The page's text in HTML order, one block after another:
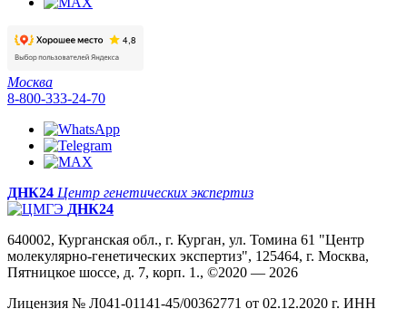
Москва
8-800-333-24-70
ДНК24 Центр генетических экспертиз
ДНК24
640002, Курганская обл., г. Курган, ул. Томина 61 "Центр
молекулярно-генетических экспертиз", 125464, г. Москва,
Пятницкое шоссе, д. 7, корп. 1., ©2020 — 2026
Лицензия № Л041-01141-45/00362771 от 02.12.2020 г. ИНН